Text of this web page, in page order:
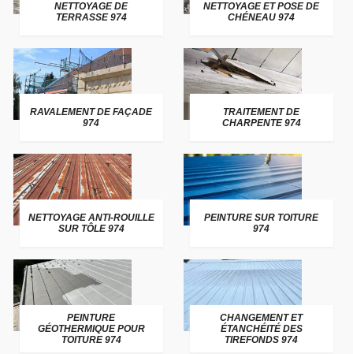
NETTOYAGE DE
TERRASSE 974
NETTOYAGE ET POSE DE
CHÉNEAU 974
RAVALEMENT DE FAÇADE
974
TRAITEMENT DE
CHARPENTE 974
NETTOYAGE ANTI-ROUILLE
SUR TÔLE 974
PEINTURE SUR TOITURE
974
PEINTURE
GÉOTHERMIQUE POUR
TOITURE 974
CHANGEMENT ET
ÉTANCHÉITÉ DES
TIREFONDS 974